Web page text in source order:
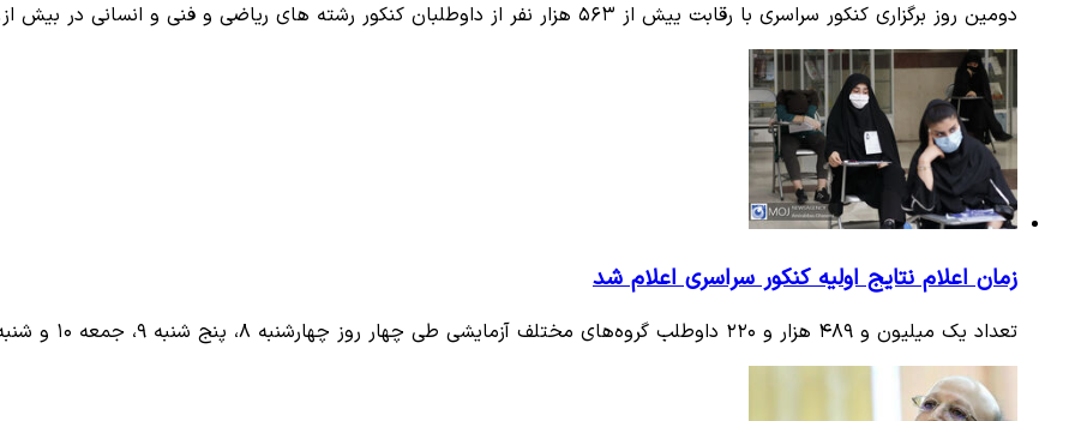
دومین روز برگزاری کنکور سراسری با رقابت ییش از ۵۶۳ هزار نفر از داوطلبان کنکور رشته های ریاضی و فنی و انسانی در بیش از…
زمان اعلام نتایج اولیه کنکور سراسری اعلام شد
تعداد یک میلیون و ۴۸۹ هزار و ۲۲۰ داوطلب گروه‌های مختلف آزمایشی طی چهار روز چهارشنبه ۸، پنج شنبه ۹، جمعه ۱۰ و شنبه ۱۱…